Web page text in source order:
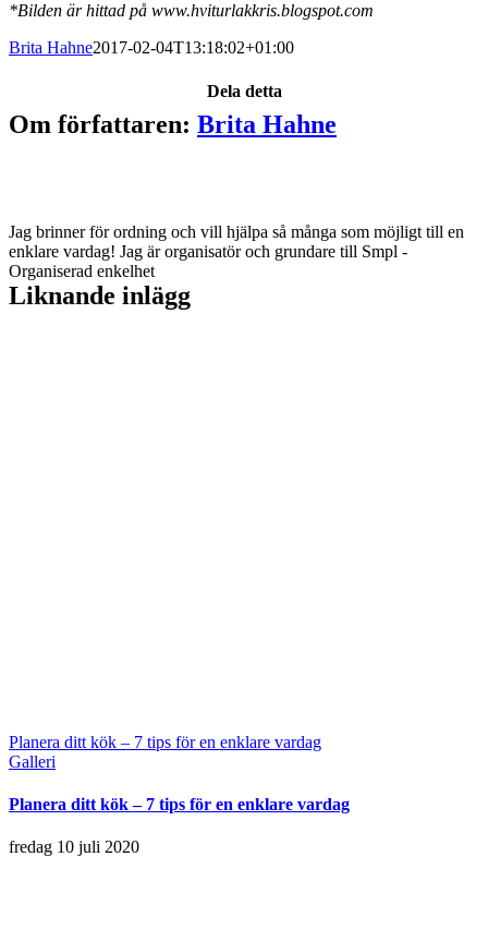
*Bilden är hittad på www.hviturlakkris.blogspot.com
Brita Hahne2017-02-04T13:18:02+01:00
Dela detta
Facebook
X
Reddit
LinkedIn
WhatsApp
Tumblr
Pinterest
Vk
E-
post
Om författaren: Brita Hahne
Jag brinner för ordning och vill hjälpa så många som möjligt till en
enklare vardag! Jag är organisatör och grundare till Smpl -
Organiserad enkelhet
Liknande inlägg
Planera ditt kök – 7 tips för en enklare vardag
Galleri
Planera ditt kök – 7 tips för en enklare vardag
fredag 10 juli 2020